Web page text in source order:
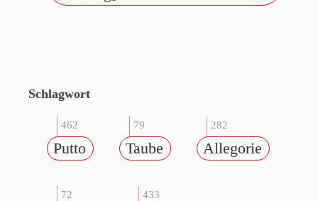
Schlagwort
462
Putto
79
Taube
282
Allegorie
72 433